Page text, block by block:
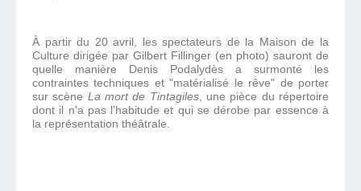
À partir du 20 avril, les spectateurs de la Maison de la
Culture dirigée par Gilbert Fillinger (en photo) sauront de
quelle manière Denis Podalydès a surmonté les
contraintes techniques et "matérialisé le rêve" de porter
sur scène La mort de Tintagiles, une pièce du répertoire
dont il n'a pas l'habitude et qui se dérobe par essence à
la représentation théâtrale.